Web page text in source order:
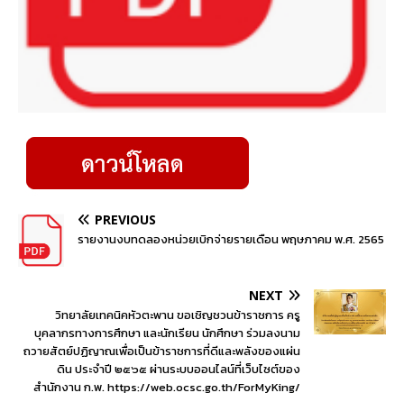
PREVIOUS
รายงานงบทดลองหน่วยเบิกจ่ายรายเดือน พฤษภาคม พ.ศ. 2565
NEXT
วิทยาลัยเทคนิคหัวตะพาน ขอเชิญชวนข้าราชการ ครู
บุคลากรทางการศึกษา และนักเรียน นักศึกษา ร่วมลงนาม
ถวายสัตย์ปฏิญาณเพื่อเป็นข้าราชการที่ดีและพลังของแผ่น
ดิน ประจำปี ๒๕๖๕ ผ่านระบบออนไลน์ที่เว็บไซต์ของ
สำนักงาน ก.พ. https://web.ocsc.go.th/ForMyKing/